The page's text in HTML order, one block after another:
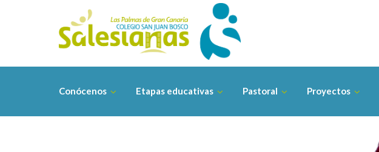
Conócenos Etapas educativas Pastoral Proyectos